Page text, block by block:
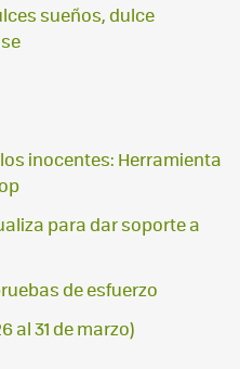
sueños, dulce
los inocentes: Herramienta
para dar soporte a
de esfuerzo
al 31 de marzo)